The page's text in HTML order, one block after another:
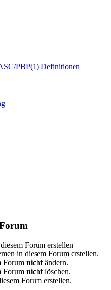
PBP(1) Definitionen
Forum erstellen.
in diesem Forum erstellen.
Forum nicht ändern.
Forum nicht löschen.
Forum erstellen.